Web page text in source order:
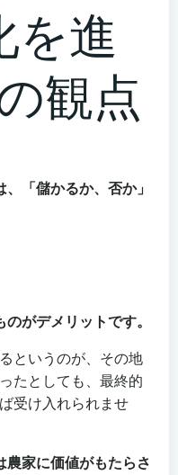
を進
観点
「儲かるか、否か」
がデメリットです。
というのが、その地
たとしても、最終的
受け入れられませ
家に価値がもたらさ